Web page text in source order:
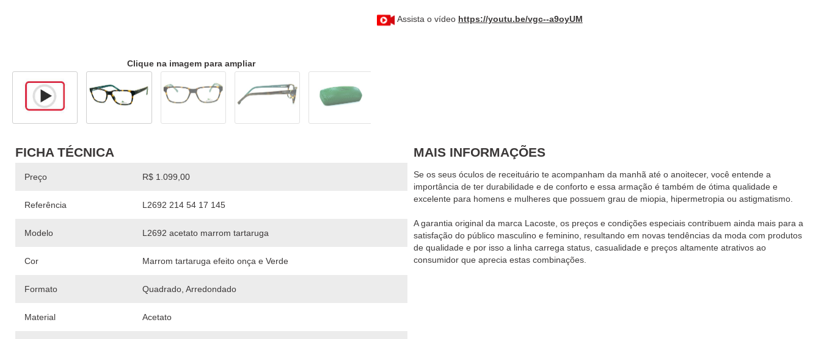
Clique na imagem para ampliar
Assista o vídeo https://youtu.be/vgc--a9oyUM
FICHA TÉCNICA
Preço R$ 1.099,00
Referência L2692 214 54 17 145
Modelo L2692 acetato marrom tartaruga
Cor Marrom tartaruga efeito onça e Verde
Formato Quadrado, Arredondado
Material Acetato
MAIS INFORMAÇÕES
Se os seus óculos de receituário te acompanham da manhã até o anoitecer, você entende a
importância de ter durabilidade e de conforto e essa armação é também de ótima qualidade e
excelente para homens e mulheres que possuem grau de miopia, hipermetropia ou astigmatismo.
A garantia original da marca Lacoste, os preços e condições especiais contribuem ainda mais para a
satisfação do público masculino e feminino, resultando em novas tendências da moda com produtos
de qualidade e por isso a linha carrega status, casualidade e preços altamente atrativos ao
consumidor que aprecia estas combinações.